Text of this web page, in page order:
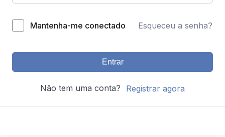
Mantenha-me conectado Esqueceu a senha?
Entrar
Não tem uma conta? Registrar agora